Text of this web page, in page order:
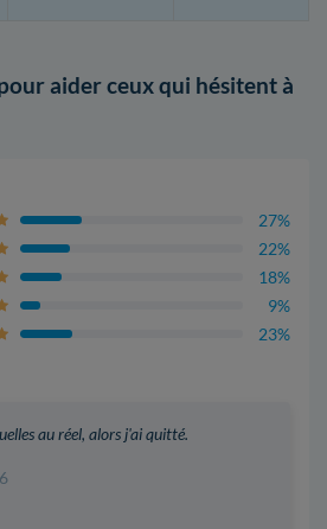
aider ceux qui hésitent à
27%
22%
18%
9%
23%
au réel, alors j'ai quitté.